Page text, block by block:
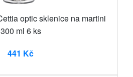
optic sklenice na martini
300 ml 6 ks
441 Kč